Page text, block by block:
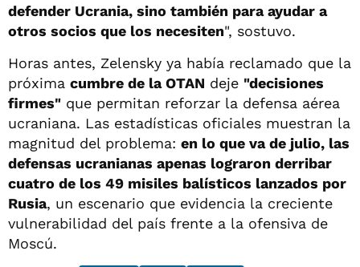
defender Ucrania, sino también para ayudar a
otros socios que los necesiten", sostuvo.
Horas antes, Zelensky ya había reclamado que la
próxima cumbre de la OTAN deje "decisiones
firmes" que permitan reforzar la defensa aérea
ucraniana. Las estadísticas oficiales muestran la
magnitud del problema: en lo que va de julio, las
defensas ucranianas apenas lograron derribar
cuatro de los 49 misiles balísticos lanzados por
Rusia, un escenario que evidencia la creciente
vulnerabilidad del país frente a la ofensiva de
Moscú.